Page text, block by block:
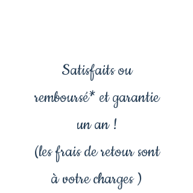
Satisfaits ou
remboursé* et garantie
un an !
(les frais de retour sont
à votre charges )